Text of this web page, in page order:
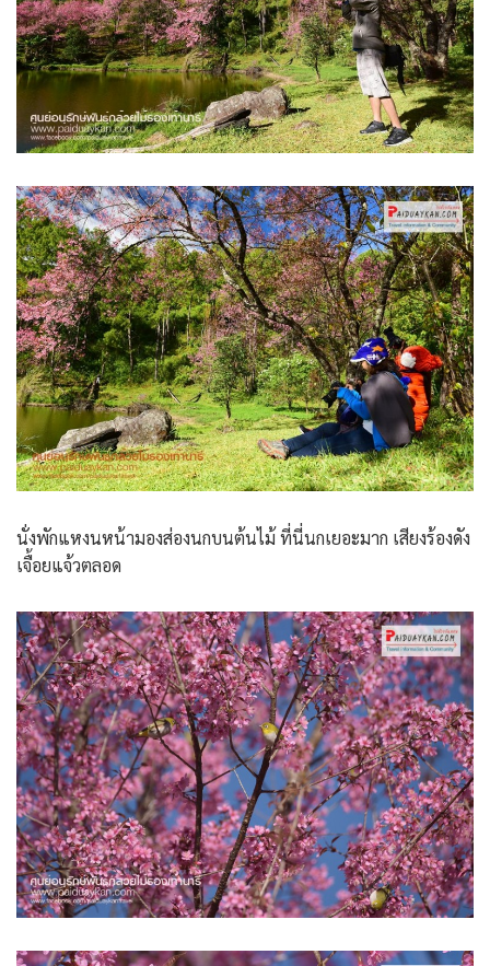
นั่งพักแหงนหน้ามองส่องนกบนต้นไม้ ที่นี่นกเยอะมาก เสียงร้องดัง
เจื้อยแจ้วตลอด